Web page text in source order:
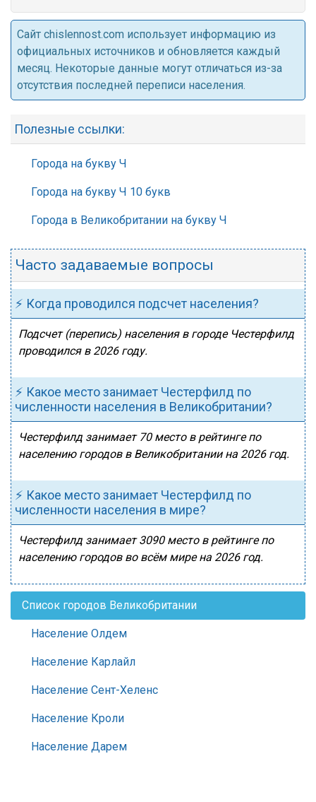
Cайт chislennost.com использует информацию из
официальных источников и обновляется каждый
месяц. Некоторые данные могут отличаться из-за
отсутствия последней переписи населения.
Полезные ссылки:
Города на букву Ч
Города на букву Ч 10 букв
Города в Великобритании на букву Ч
Часто задаваемые вопросы
⚡ Когда проводился подсчет населения?
Подсчет (перепись) населения в городе Честерфилд
проводился в 2026 году.
⚡ Какое место занимает Честерфилд по
численности населения в Великобритании?
Честерфилд занимает 70 место в рейтинге по
населению городов в Великобритании на 2026 год.
⚡ Какое место занимает Честерфилд по
численности населения в мире?
Честерфилд занимает 3090 место в рейтинге по
населению городов во всём мире на 2026 год.
Список городов Великобритании
Население Олдем
Население Карлайл
Население Сент-Хеленс
Население Кроли
Население Дарем